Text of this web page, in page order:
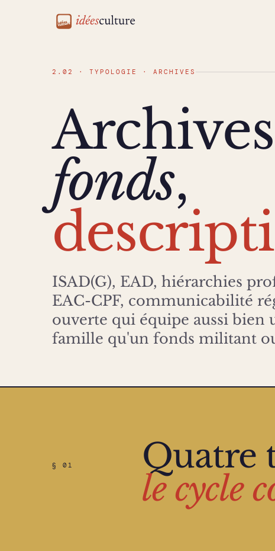
idéesculture
2.02 · TYPOLOGIE · ARCHIVES
fonds,
ISAD(G), EAD, hiérarchies
EAC-CPF, communicabilité
ouverte qui équipe aussi bien
famille qu'un fonds militant
§ 01
Quatre
le cycle